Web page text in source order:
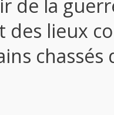
de la
des lieux